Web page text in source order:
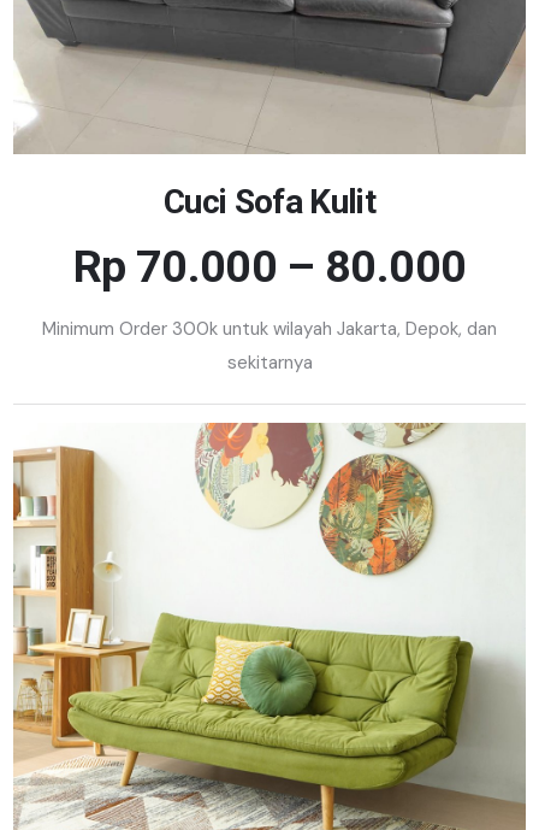
Cuci Sofa Kulit
Rp 70.000 – 80.000
Minimum Order 300k untuk wilayah Jakarta, Depok, dan
sekitarnya